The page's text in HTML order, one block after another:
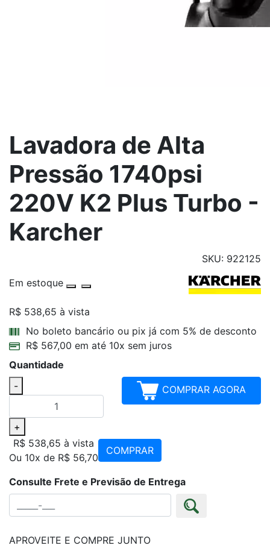
Lavadora de Alta
Pressão 1740psi
220V K2 Plus Turbo -
Karcher
SKU: 922125
Em estoque
R$ 538,65 à vista
No boleto bancário ou pix já com 5% de desconto
R$ 567,00 em até 10x sem juros
Quantidade
-
+
COMPRAR AGORA
R$ 538,65 à vista
Ou 10x de R$ 56,70
COMPRAR
Consulte Frete e Previsão de Entrega
APROVEITE E COMPRE JUNTO